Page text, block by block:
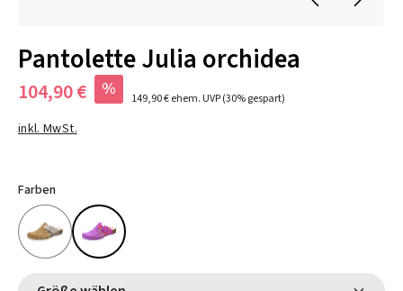
Pantolette Julia orchidea
104,90 € % 149,90 €ehem. UVP(30% gespart)
inkl. MwSt.
Farben